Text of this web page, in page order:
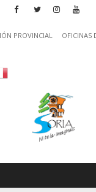
PROVINCIAL
OFICINAS